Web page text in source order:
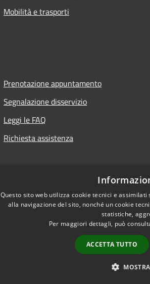
Mobilità e trasporti
Prenotazione appuntamento
Segnalazione disservizio
Leggi le FAQ
Richiesta assistenza
Questo sito web utilizza cookie tecnici e
alla navigazione del sito, nonché un cookie
statistiche,
Per maggiori dettagli, può
ACCETTA TUTTO